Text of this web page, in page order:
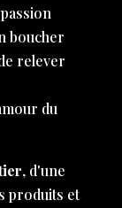
boucher
relever
du
, d'une
produits et